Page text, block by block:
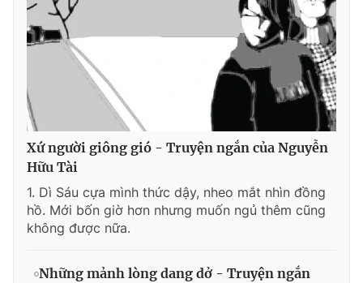
Xứ người giông gió - Truyện ngắn của Nguyễn
Hữu Tài
1. Dì Sáu cựa mình thức dậy, nheo mắt nhìn đồng
hồ. Mới bốn giờ hơn nhưng muốn ngủ thêm cũng
không được nữa.
Những mảnh lòng dang dở - Truyện ngắn